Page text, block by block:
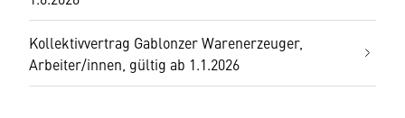
Kollektivvertrag Gablonzer Warenerzeuger,
Arbeiter/innen, gültig ab 1.1.2026